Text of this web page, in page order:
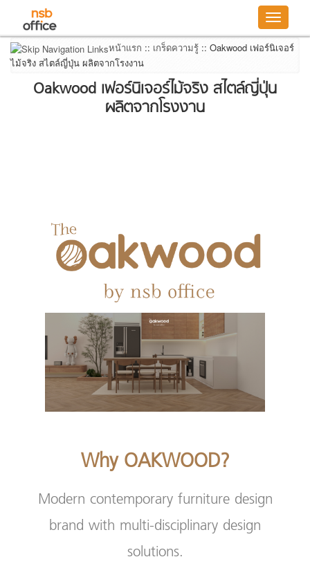
Toggle
หน้าแรก :: เกร็ดความรู้ :: Oakwood เฟอร์นิเจอร์
ไม้จริง สไตล์ญี่ปุ่น ผลิตจากโรงงาน
Oakwood เฟอร์นิเจอร์ไม้จริง สไตล์ญี่ปุ่น
ผลิตจากโรงงาน
Why OAKWOOD?
Modern contemporary furniture design
brand with multi-disciplinary design
solutions.